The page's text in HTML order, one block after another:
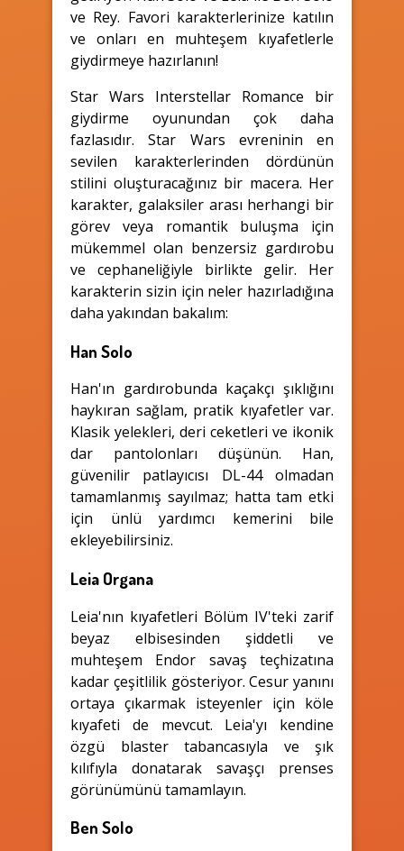
ve Rey. Favori karakterlerinize katılın
ve onları en muhteşem kıyafetlerle
giydirmeye hazırlanın!
Star Wars Interstellar Romance bir
giydirme oyunundan çok daha
fazlasıdır. Star Wars evreninin en
sevilen karakterlerinden dördünün
stilini oluşturacağınız bir macera. Her
karakter, galaksiler arası herhangi bir
görev veya romantik buluşma için
mükemmel olan benzersiz gardırobu
ve cephaneliğiyle birlikte gelir. Her
karakterin sizin için neler hazırladığına
daha yakından bakalım:
Han Solo
Han'ın gardırobunda kaçakçı şıklığını
haykıran sağlam, pratik kıyafetler var.
Klasik yelekleri, deri ceketleri ve ikonik
dar pantolonları düşünün. Han,
güvenilir patlayıcısı DL-44 olmadan
tamamlanmış sayılmaz; hatta tam etki
için ünlü yardımcı kemerini bile
ekleyebilirsiniz.
Leia Organa
Leia'nın kıyafetleri Bölüm IV'teki zarif
beyaz elbisesinden şiddetli ve
muhteşem Endor savaş teçhizatına
kadar çeşitlilik gösteriyor. Cesur yanını
ortaya çıkarmak isteyenler için köle
kıyafeti de mevcut. Leia'yı kendine
özgü blaster tabancasıyla ve şık
kılıfıyla donatarak savaşçı prenses
görünümünü tamamlayın.
Ben Solo